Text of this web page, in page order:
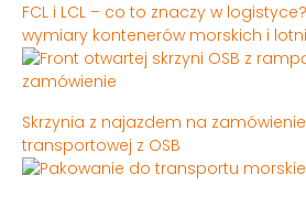
FCL i LCL – co to znaczy w
wymiary kontenerów morskich i
Skrzynia z najazdem na
transportowej z OSB